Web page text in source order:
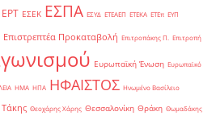
ΕΡΤ ΕΣΕΚ ΕΣΠΑ ΕΣΥΔ ΕΤΕΑΕΠ ΕΤΕΚΑ ΕΤΕπ ΕΥΠ
Επιστρεπτέα Προκαταβολή Επιτροπάκης Π. Επιτροπή
Ευρωπαϊκή Ένωση Ευρωπαϊκό
ΗΜΑ ΗΠΑ ΗΦΑΙΣΤΟΣ Ηνωμένο Βασίλειο
Θεοχάρης Χάρης Θεσσαλονίκη Θράκη Θωμαδάκης